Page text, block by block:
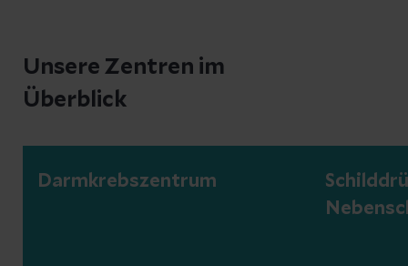
Unsere Zentren im
Überblick
Darmkrebszentrum